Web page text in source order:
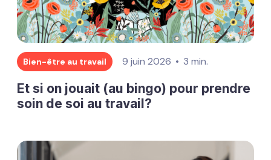
Bien-être au travail 9 juin 2026 3 min.
Et si on jouait (au bingo) pour prendre
soin de soi au travail?